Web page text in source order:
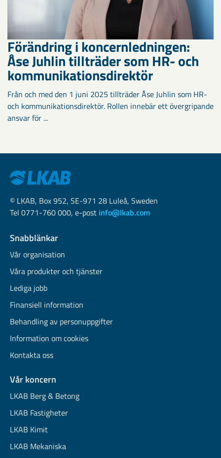
Förändring i koncernledningen:
Åse Juhlin tillträder som HR- och
kommunikationsdirektör
Från och med den 1 juni 2025 tillträder Åse Juhlin som HR-
och kommunikationsdirektör. Rollen innebär ett övergripande
ansvar för ...
© LKAB, Box 952, SE-971 28 Luleå, Sweden
Tel 0771-760 000, e-post info@lkab.com
Snabblänkar
Vår organisation
Våra produkter och tjänster
Lediga jobb
Finansiell information
Behandling av personuppgifter
Information om cookies
Kontakta oss
Vår koncern
LKAB Berg & Betong
LKAB Fastigheter
LKAB Kimit
LKAB Mekaniska